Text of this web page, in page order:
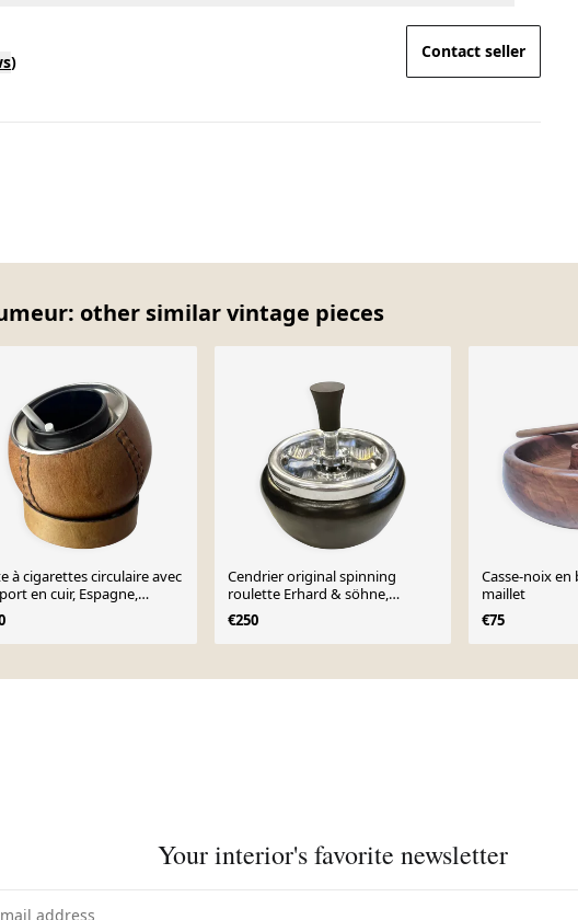
)
Contact seller
other similar vintage pieces
à cigarettes circulaire avec
en cuir, Espagne,
1980.
Cendrier original spinning
roulette Erhard & söhne,
Allemagne années 1930
€250
Casse-noix en
maillet
€75
Your interior's favorite newsletter